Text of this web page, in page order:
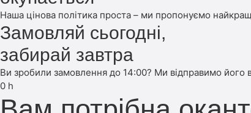
Наша цінова політика проста – ми пропонуємо
Замовляй сьогодні,
забирай завтра
Ви зробили замовлення до 14:00? Ми відправимо
0 h